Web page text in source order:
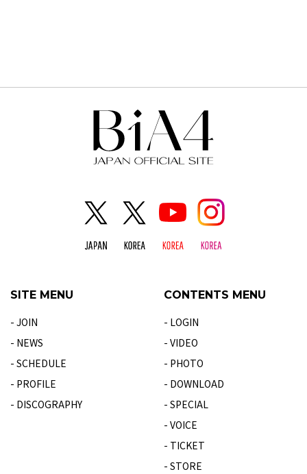
SITE MENU
- JOIN
- NEWS
- SCHEDULE
- PROFILE
- DISCOGRAPHY
CONTENTS MENU
- LOGIN
- VIDEO
- PHOTO
- DOWNLOAD
- SPECIAL
- VOICE
- TICKET
- STORE